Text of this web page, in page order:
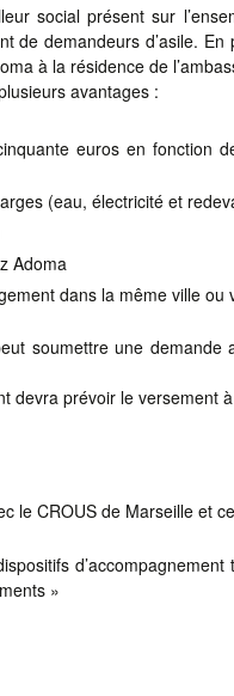
social présent sur
de demandeurs d’asile.
à la résidence de
avantages :
euros en fonction
(eau, électricité et
Adoma
dans la même ville
soumettre une
devra prévoir le
le CROUS de Marseille et
»